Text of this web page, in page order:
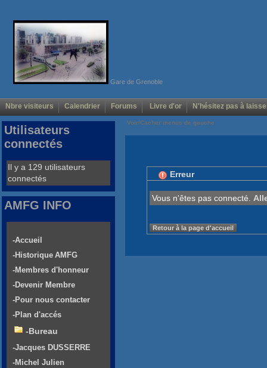
Gare de Grenoble
Nbre visiteurs Calendrier Forums Livre d'or N'hésitez pas à
Voir/Cacher menus de gauche
Erreur
Vous n'êtes pas connecté.
Retour à la page d'accueil
Utilisateurs
connectés
Il y a 129 utilisateurs
connectés
AMFG INFO
-Accueil
-Historique AMFG
-Membres d'honneur
-Devenir Membre
-Pour nous contacter
-Plan d'accés
-Bureau
-Jacques DUSSERRE
-Michel Julien